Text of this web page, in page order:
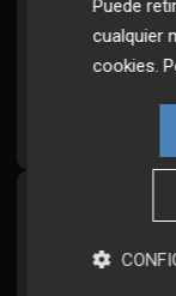
Todos
Plaza
Puede
cualquier
cookies.